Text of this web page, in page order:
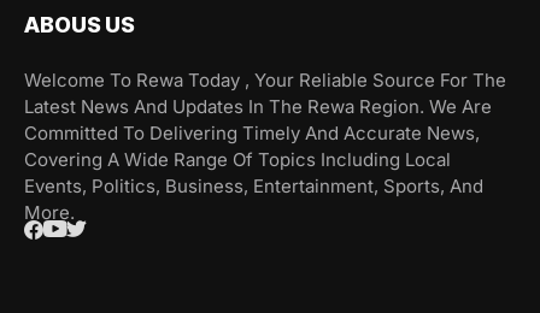
ABOUS US
Welcome To Rewa Today , Your Reliable Source For The
Latest News And Updates In The Rewa Region. We Are
Committed To Delivering Timely And Accurate News,
Covering A Wide Range Of Topics Including Local
Events, Politics, Business, Entertainment, Sports, And
More.